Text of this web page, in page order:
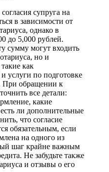
супруга на
в зависимости от
однако в
до 5,000 рублей.
сумму могут входить
но и
как
услуги по подготовке
При обращении к
все детали:
какие
ли дополнительные
что согласие
обязательным, если
на одного из
шаг крайне важным
Не забудьте также
и отзывы о его